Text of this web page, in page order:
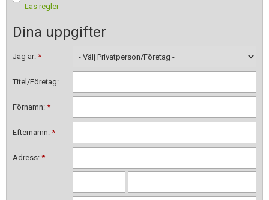
Läs regler
Dina uppgifter
Jag är: *
Titel/Företag:
Förnamn: *
Efternamn: *
Adress: *